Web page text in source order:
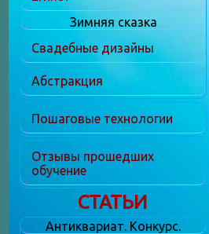
Зимняя сказка
Свадебные дизайны
Абстракция
Пошаговые технологии
Отзывы прошедших
обучение
СТАТЬИ
Антиквариат. Конкурс.